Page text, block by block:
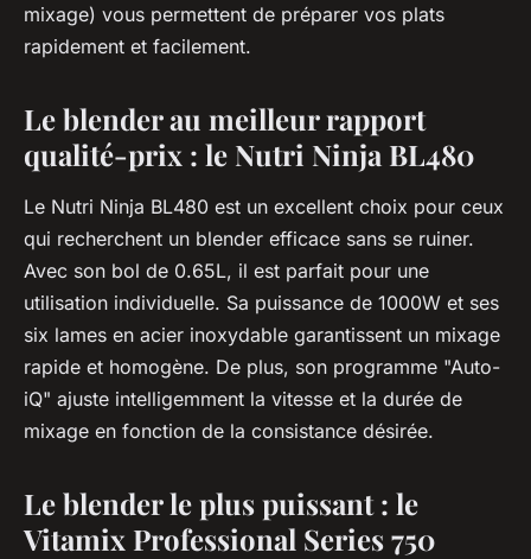
mixage) vous permettent de préparer vos plats
rapidement et facilement.
Le blender au meilleur rapport
qualité-prix : le Nutri Ninja BL480
Le Nutri Ninja BL480 est un excellent choix pour ceux
qui recherchent un blender efficace sans se ruiner.
Avec son bol de 0.65L, il est parfait pour une
utilisation individuelle. Sa puissance de 1000W et ses
six lames en acier inoxydable garantissent un mixage
rapide et homogène. De plus, son programme "Auto-
iQ" ajuste intelligemment la vitesse et la durée de
mixage en fonction de la consistance désirée.
Le blender le plus puissant : le
Vitamix Professional Series 750